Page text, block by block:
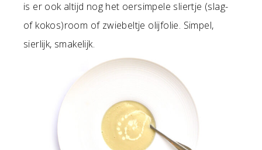
is er ook altijd nog het oersimpele sliertje (slag-
of kokos)room of zwiebeltje olijfolie. Simpel,
sierlijk, smakelijk.